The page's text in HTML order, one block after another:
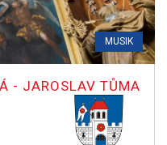
MUSIK
- JAROSLAV TŮMA